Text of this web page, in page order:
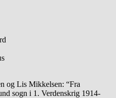
og Lis Mikkelsen: “Fra
sogn i 1. Verdenskrig 1914-